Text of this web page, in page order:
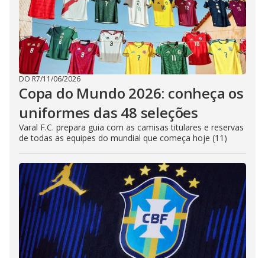
DO R7/11/06/2026
Copa do Mundo 2026: conheça os
uniformes das 48 seleções
Varal F.C. prepara guia com as camisas titulares e reservas
de todas as equipes do mundial que começa hoje (11)